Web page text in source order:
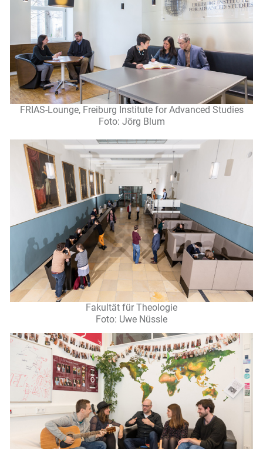
FRIAS-Lounge, Freiburg Institute for Advanced Studies
Foto: Jörg Blum
Fakultät für Theologie
Foto: Uwe Nüssle